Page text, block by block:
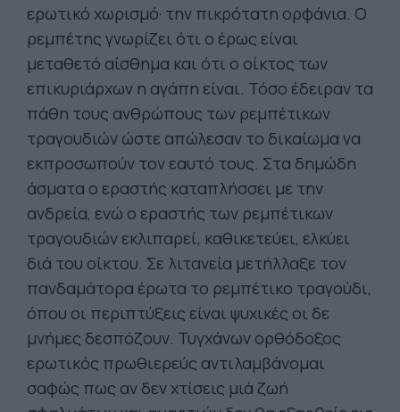
ερωτικό χωρισμό· την πικρότατη ορφάνια. Ο
ρεμπέτης γνωρίζει ότι ο έρως είναι
μεταθετό αίσθημα και ότι ο οίκτος των
επικυριάρχων η αγάπη είναι. Τόσο έδειραν τα
πάθη τους ανθρώπους των ρεμπέτικων
τραγουδιών ώστε απώλεσαν το δικαίωμα να
εκπροσωπούν τον εαυτό τους. Στα δημώδη
άσματα ο εραστής καταπλήσσει με την
ανδρεία, ενώ ο εραστής των ρεμπέτικων
τραγουδιών εκλιπαρεί, καθικετεύει, ελκύει
διά του οίκτου. Σε λιτανεία μετήλλαξε τον
πανδαμάτορα έρωτα το ρεμπέτικο τραγούδι,
όπου οι περιπτύξεις είναι ψυχικές οι δε
μνήμες δεσπόζουν. Τυγχάνων ορθόδοξος
ερωτικός πρωθιερεύς αντιλαμβάνομαι
σαφώς πως αν δεν χτίσεις μιά ζωή